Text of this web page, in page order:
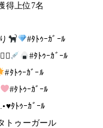
得上位7名
#ﾀﾄｩｰｶﾞｰﾙ
)⃕↝
#ﾀﾄｩｰｶﾞｰﾙ
#ﾀﾄｩｰｶﾞｰﾙ
#ﾀﾄｩｰｶﾞｰﾙ
.•♥ﾀﾄｩｰｶﾞｰﾙ
トゥーガール